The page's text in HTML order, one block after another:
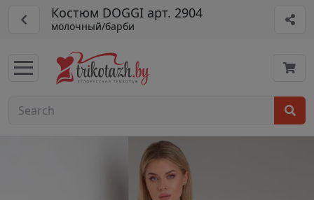
Костюм DOGGI арт. 2904
молочный/барби